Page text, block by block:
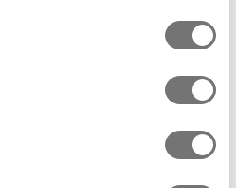
ROW vas tre kamrar låg, grå